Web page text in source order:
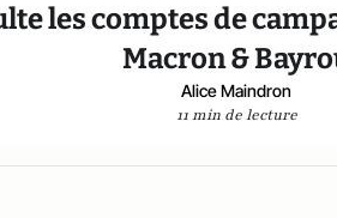
les comptes de
Macron &
Alice Maindron
11 min de lecture